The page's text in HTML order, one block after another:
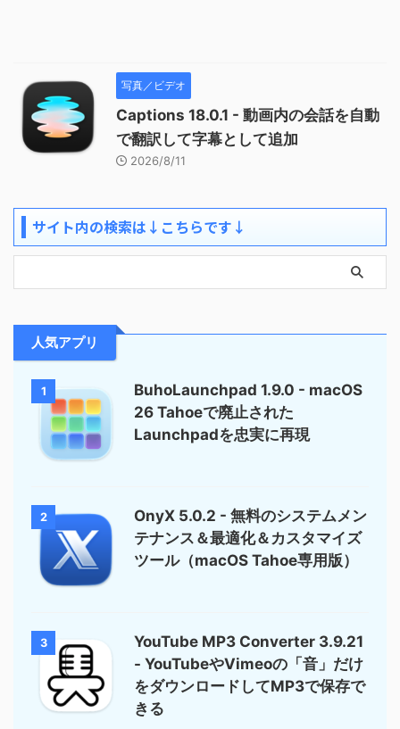
写真／ビデオ
Captions 18.0.1 - 動画内の会話を自動
で翻訳して字幕として追加
2026/8/11
サイト内の検索は↓こちらです↓
人気アプリ
1
BuhoLaunchpad 1.9.0 - macOS
26 Tahoeで廃止された
Launchpadを忠実に再現
2
OnyX 5.0.2 - 無料のシステムメン
テナンス＆最適化＆カスタマイズ
ツール（macOS Tahoe専用版）
3
YouTube MP3 Converter 3.9.21
- YouTubeやVimeoの「音」だけ
をダウンロードしてMP3で保存で
きる